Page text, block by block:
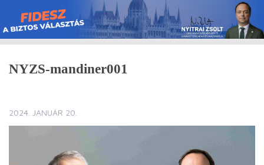
Skip
to
content
NYZS-mandiner001
2024. JANUÁR 20.